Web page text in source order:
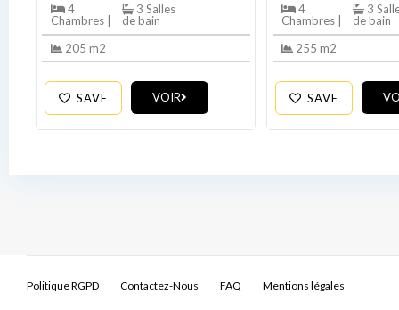
4
Chambres |
3 Salles
de bain
205 m2
SAVE VOIR
4
Chambres |
3
de bain
255 m2
SAVE
Politique RGPD Contactez-Nous FAQ Mentions légales